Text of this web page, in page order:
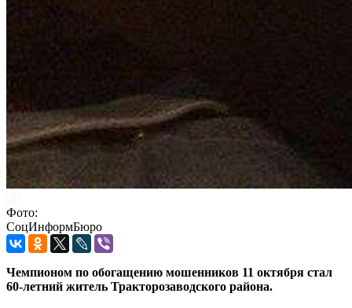
Фото:
СоцИнформБюро
Чемпионом по обогащению мошенников 11 октября стал
60-летний житель Тракторозаводского района.